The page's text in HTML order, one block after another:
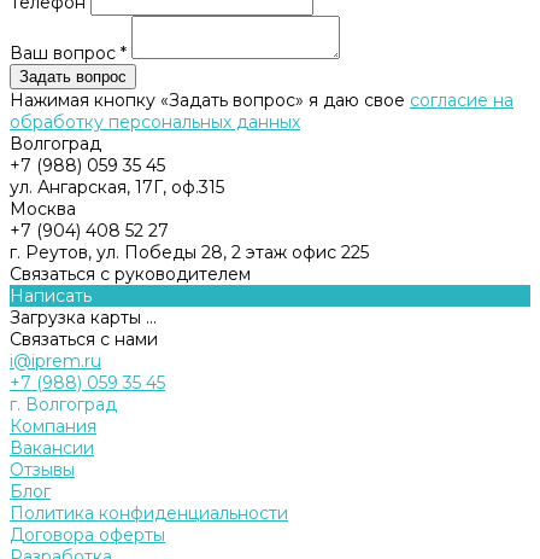
Ваш вопрос *
Нажимая кнопку «Задать вопрос» я даю свое согласие на
обработку персональных данных
Волгоград
+7 (988) 059 35 45
ул. Ангарская, 17Г, оф.315
Москва
+7 (904) 408 52 27
г. Реутов, ул. Победы 28, 2 этаж офис 225
Связаться с руководителем
Написать
Загрузка карты ...
Связаться с нами
i@iprem.ru
+7 (988) 059 35 45
г. Волгоград
Компания
Вакансии
Отзывы
Блог
Политика конфиденциальности
Договора оферты